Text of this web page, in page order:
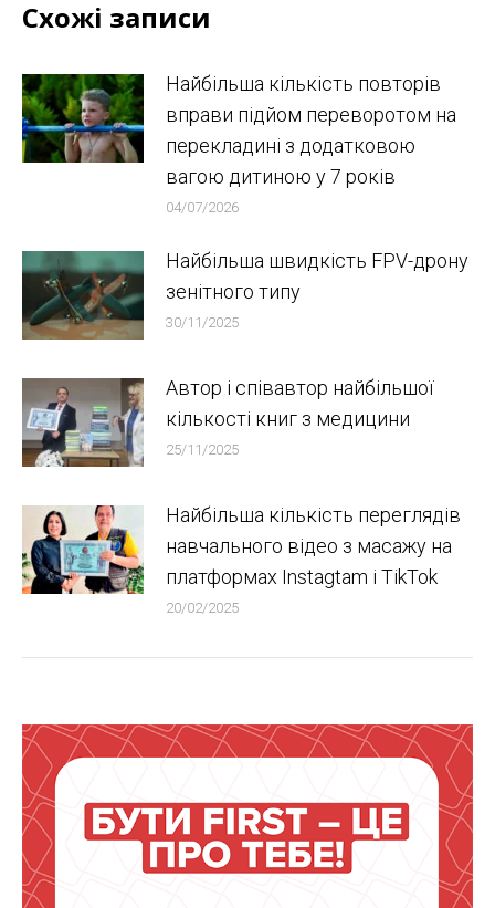
Схожі записи
Найбільша кількість повторів
вправи підйом переворотом на
перекладині з додатковою
вагою дитиною у 7 років
04/07/2026
Найбільша швидкість FPV-дрону
зенітного типу
30/11/2025
Автор і співавтор найбільшої
кількості книг з медицини
25/11/2025
Найбільша кількість переглядів
навчального відео з масажу на
платформах Instagtam i TikTok
20/02/2025